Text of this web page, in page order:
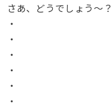
さあ、どうでしょう〜？
・
・
・
・
・
・